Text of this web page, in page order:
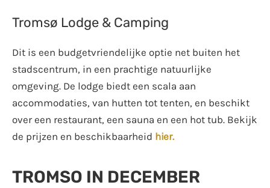
Tromsø Lodge & Camping
Dit is een budgetvriendelijke optie net buiten het
stadscentrum, in een prachtige natuurlijke
omgeving. De lodge biedt een scala aan
accommodaties, van hutten tot tenten, en beschikt
over een restaurant, een sauna en een hot tub. Bekijk
de prijzen en beschikbaarheid hier.
TROMSO IN DECEMBER